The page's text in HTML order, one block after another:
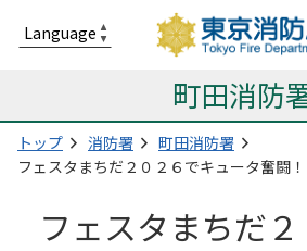
町田消防
トップ 消防署
町田消防署
フェスタまちだ２０２６でキュータ奮闘！
フェスタまちだ